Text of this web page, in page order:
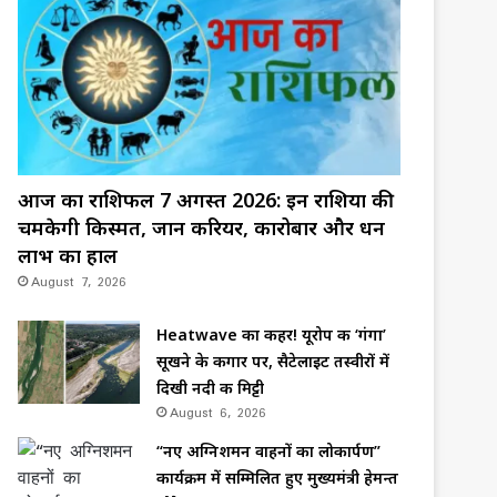
आज का राशिफल 7 अगस्त 2026: इन राशियों की
चमकेगी किस्मत, जानें करियर, कारोबार और धन
लाभ का हाल
August 7, 2026
Heatwave का कहर! यूरोप की ‘गंगा’
सूखने के कगार पर, सैटेलाइट तस्वीरों में
दिखी नदी की मिट्टी
August 6, 2026
“नए अग्निशमन वाहनों का लोकार्पण”
कार्यक्रम में सम्मिलित हुए मुख्यमंत्री हेमन्त